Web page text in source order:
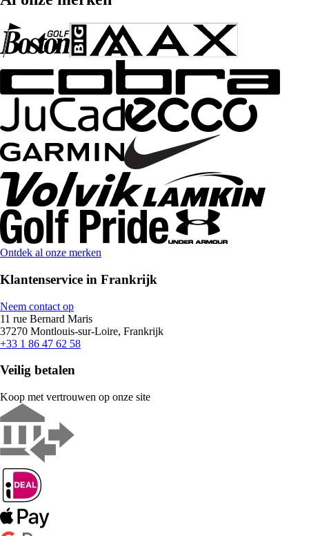
Ontdek al onze merken
Klantenservice in Frankrijk
Neem contact op
11 rue Bernard Maris
37270 Montlouis-sur-Loire, Frankrijk
+33 1 86 47 62 58
Veilig betalen
Koop met vertrouwen op onze site